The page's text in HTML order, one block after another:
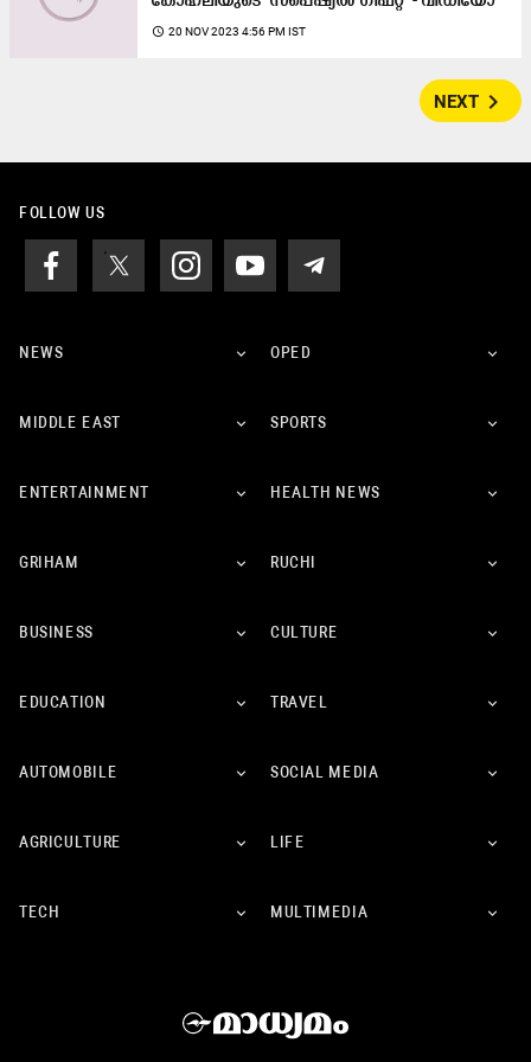
access_time 20 NOV 2023 4:56 PM IST
NEXT navigate_next
FOLLOW US
NEWS OPED
MIDDLE EAST SPORTS
ENTERTAINMENT HEALTH NEWS
GRIHAM RUCHI
BUSINESS CULTURE
EDUCATION TRAVEL
AUTOMOBILE SOCIAL MEDIA
AGRICULTURE LIFE
TECH MULTIMEDIA